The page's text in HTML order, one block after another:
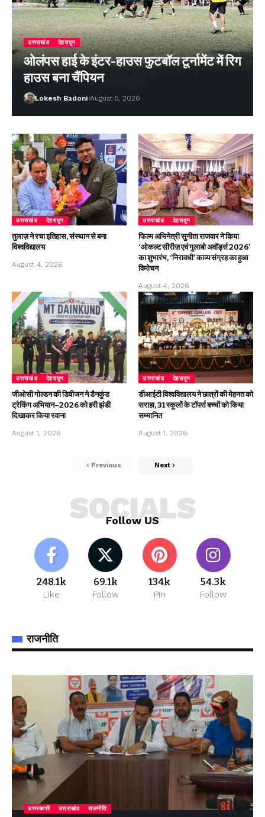
उत्तराखंड देहरादून
ओलंपस हाई के इंटर-हाउस फुटबॉल टूर्नामेंट में रिग
हाउस बना चैंपियन
Lokesh Badoni August 5, 2026
उत्तराखंड देहरादून
तुलाज़ ने रचा इतिहास, संस्थान से बना
विश्वविद्यालय
August 4, 2026
उत्तराखंड देहरादून
फिल्म अभिनेत्री सुनीता राजवार ने किया
‘ओकल्ट सीरीज़ एवं गुलाबो अवॉर्ड्स 2026’
का शुभारंभ, ‘निरावधी’ काव्य संग्रह का हुआ
विमोचन
August 4, 2026
उत्तराखंड देहरादून
जीओसी गोल्डन की डिवीजन ने डैनकुंड
ट्रेकिंग अभियान–2026 को हरी झंडी
दिखाकर किया रवाना
August 1, 2026
उत्तराखंड देहरादून
डीआईटी विश्वविद्यालय ने छात्रों की मेहनत को
सराहा, 31 स्कूलों के टॉपर्स बच्चों को किया
सम्मानित
August 1, 2026
Previous Next
Follow US
SOCIALS
248.1k
Like
69.1k
Follow
134k
Pin
54.3k
Follow
राजनीति
उत्तरकाशी उत्तराखंड राजनीति